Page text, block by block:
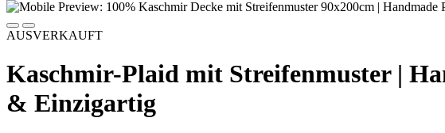
AUSVERKAUFT
Kaschmir-Plaid mit Streifenmuster |
& Einzigartig